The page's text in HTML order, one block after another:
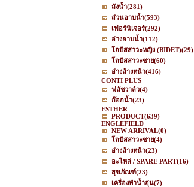
ถังน้ำ(281)
ส่วนอาบน้ำ(593)
เฟอร์นิเจอร์(292)
อ่างอาบน้ำ(112)
โถปัสสาวะหญิง (BIDET)(29)
โถปัสสาวะชาย(60)
อ่างล้างหน้า(416)
CONTI PLUS
ฟลัชวาล์ว(4)
ก๊อกน้ำ(23)
ESTHER
PRODUCT(639)
ENGLEFIELD
NEW ARRIVAL(0)
โถปัสสาวะชาย(4)
อ่างล้างหน้า(23)
อะไหล่ / SPARE PART(16)
สุขภัณฑ์(23)
เครื่องทำน้ำอุ่น(7)